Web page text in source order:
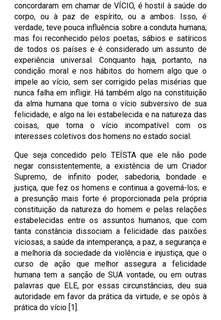
concordaram em chamar de VÍCIO, é hostil à saúde do
corpo, ou à paz de espírito, ou a ambos. Isso, é
verdade, teve pouca influência sobre a conduta humana;
mas foi reconhecido pelos poetas, sábios e satíricos
de todos os países e é considerado um assunto de
experiência universal. Conquanto haja, portanto, na
condição moral e nos hábitos do homem algo que o
impele ao vício, sem ser corrigido pelas misérias que
nunca falha em infligir. Há também algo na constituição
da alma humana que torna o vício subversivo de sua
felicidade, e algo na lei estabelecida e na natureza das
coisas, que torna o vício incompatível com os
interesses coletivos dos homens no estado social.
Que seja concedido pelo TEÍSTA que ele não pode
negar consistentemente, a existência de um Criador
Supremo, de infinito poder, sabedoria, bondade e
justiça, que fez os homens e continua a governá-los; e
a presunção mais forte é proporcionada pela própria
constituição da natureza do homem e pelas relações
estabelecidas entre os assuntos humanos, que com
tanta constância dissociam a felicidade das paixões
viciosas, a saúde da intemperança, a paz, a segurança e
a melhoria da sociedade da violência e injustiça, que o
curso de ação que melhor assegura a felicidade
humana tem a sanção de SUA vontade, ou em outras
palavras que ELE, por essas circunstâncias, deu sua
autoridade em favor da prática da virtude, e se opôs à
prática do vício [1].